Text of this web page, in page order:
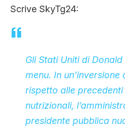
CONTATTI
Scrive SkyTg24:
Gli Stati Uniti di
menu. In un’inversione
rispetto alle precedenti
nutrizionali,
presidente pubblica